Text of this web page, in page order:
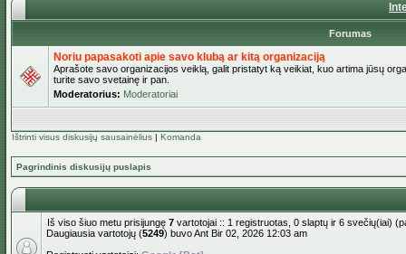
Forumas
Noriu papasakoti apie savo klubą ar kitą organizaciją
Aprašote savo organizacijos veiklą, galit pristatyt ką veikiat, kuo artima jūsų
turite savo svetainę ir pan.
Moderatorius: Moderatoriai
Ištrinti visus diskusijų sausainėlius | Komanda
Pagrindinis diskusijų puslapis
Iš viso šiuo metu prisijungę 7 vartotojai :: 1 registruotas, 0 slaptų ir 6 svečių(iai)
Daugiausia vartotojų (5249) buvo Ant Bir 02, 2026 12:03 am